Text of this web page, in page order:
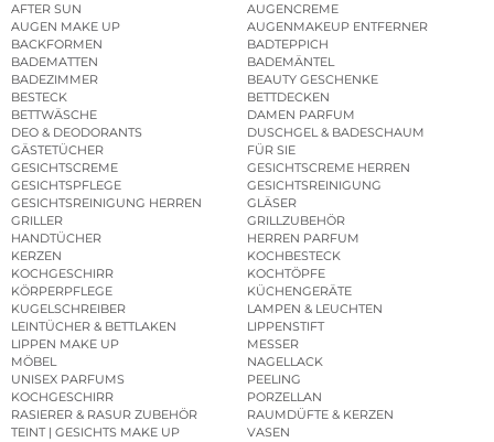
AFTER SUN
AUGENCREME
AUGEN MAKE UP
AUGENMAKEUP ENTFERNER
BACKFORMEN
BADTEPPICH
BADEMATTEN
BADEMÄNTEL
BADEZIMMER
BEAUTY GESCHENKE
BESTECK
BETTDECKEN
BETTWÄSCHE
DAMEN PARFUM
DEO & DEODORANTS
DUSCHGEL & BADESCHAUM
GÄSTETÜCHER
FÜR SIE
GESICHTSCREME
GESICHTSCREME HERREN
GESICHTSPFLEGE
GESICHTSREINIGUNG
GESICHTSREINIGUNG HERREN
GLÄSER
GRILLER
GRILLZUBEHÖR
HANDTÜCHER
HERREN PARFUM
KERZEN
KOCHBESTECK
KOCHGESCHIRR
KOCHTÖPFE
KÖRPERPFLEGE
KÜCHENGERÄTE
KUGELSCHREIBER
LAMPEN & LEUCHTEN
LEINTÜCHER & BETTLAKEN
LIPPENSTIFT
LIPPEN MAKE UP
MESSER
MÖBEL
NAGELLACK
UNISEX PARFUMS
PEELING
KOCHGESCHIRR
PORZELLAN
RASIERER & RASUR ZUBEHÖR
RAUMDÜFTE & KERZEN
TEINT | GESICHTS MAKE UP
VASEN